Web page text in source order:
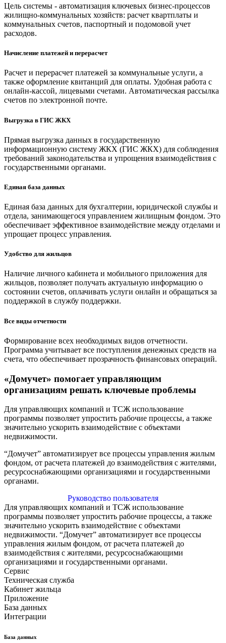
Цель системы - автоматизация ключевых бизнес-процессов
жилищно-коммунальных хозяйств: расчет квартплаты и
коммунальных счетов, паспортный и подомовой учет
расходов.
Начисление платежей и перерасчет
Расчет и перерасчет платежей за коммунальные услуги, а
также оформление квитанций для оплаты. Удобная работа с
онлайн-кассой, лицевыми счетами. Автоматическая рассылка
счетов по электронной почте.
Выгрузка в ГИС ЖКХ
Прямая выгрузка данных в государственную
информационную систему ЖКХ (ГИС ЖКХ) для соблюдения
требований законодательства и упрощения взаимодействия с
государственными органами.
Единая база данных
Единая база данных для бухгалтерии, юридической службы и
отдела, занимающегося управлением жилищным фондом. Это
обеспечивает эффективное взаимодействие между отделами и
упрощает процесс управления.
Удобство для жильцов
Наличие личного кабинета и мобильного приложения для
жильцов, позволяет получать актуальную информацию о
состоянии счетов, оплачивать услуги онлайн и обращаться за
поддержкой в службу поддержки.
Все виды отчетности
Формирование всех необходимых видов отчетности.
Программа учитывает все поступления денежных средств на
счета, что обеспечивает прозрачность финансовых операций.
«Домучет» помогает управляющим
организациям решать ключевые проблемы
Для управляющих компаний и ТСЖ использование
программы позволяет упростить рабочие процессы, а также
значительно ускорить взаимодействие с объектами
недвижимости.
“Домучет” автоматизирует все процессы управления жилым
фондом, от расчета платежей до взаимодействия с жителями,
ресурсоснабжающими организациями и государственными
органами.
Руководство пользователя
Для управляющих компаний и ТСЖ использование
программы позволяет упростить рабочие процессы, а также
значительно ускорить взаимодействие с объектами
недвижимости. “Домучет” автоматизирует все процессы
управления жилым фондом, от расчета платежей до
взаимодействия с жителями, ресурсоснабжающими
организациями и государственными органами.
Сервис
Техническая служба
Кабинет жильца
Приложение
База данных
Интеграции
База данных